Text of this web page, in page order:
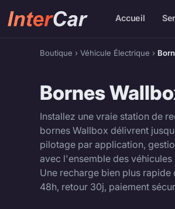
Accueil
Boutique › Véhicule Électrique ›
Bornes
Installez une vraie station de
bornes Wallbox délivrent
pilotage par application,
avec l'ensemble des
Une recharge bien plus
48h, retour 30j, paiement